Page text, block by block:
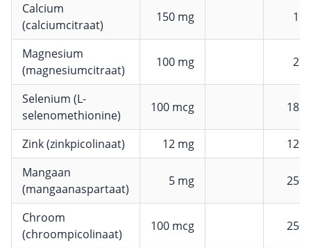
Calcium
(calciumcitraat)
150 mg
Magnesium
(magnesiumcitraat)
100 mg
Selenium (L-
selenomethionine)
100 mcg
Zink (zinkpicolinaat) 12 mg
Mangaan
(mangaanaspartaat)
5 mg
Chroom
(chroompicolinaat)
100 mcg